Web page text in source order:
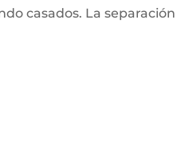
casados. La